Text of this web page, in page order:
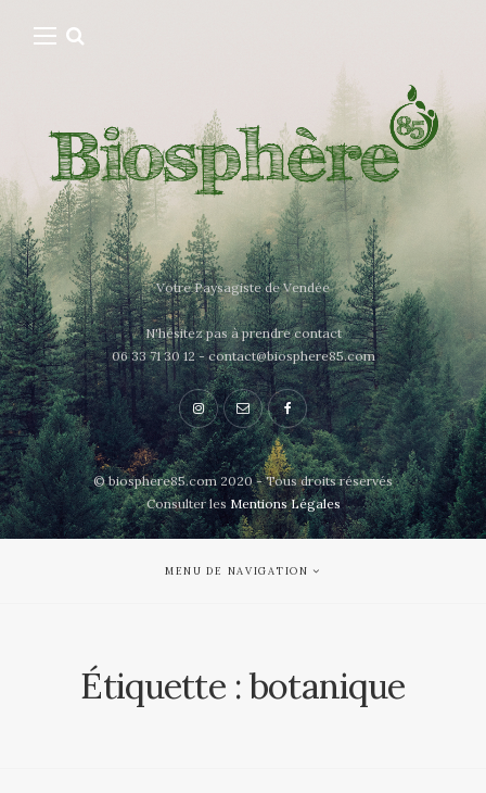
Votre Paysagiste de Vendée
N'hésitez pas à prendre contact
06 33 71 30 12 - contact@biosphere85.com
© biosphere85.com 2020 - Tous droits réservés
Consulter lesMentions Légales
MENU DE NAVIGATION
Étiquette :botanique